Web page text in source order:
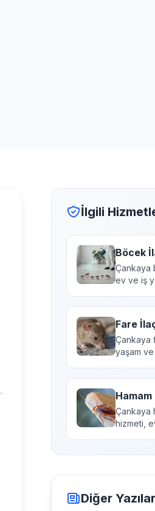
İlgili
Böcek
Çankaya
ev ve iş
Fare
Çankaya
yaşam ve
Çankaya
hizmeti,
Diğer Yazılar